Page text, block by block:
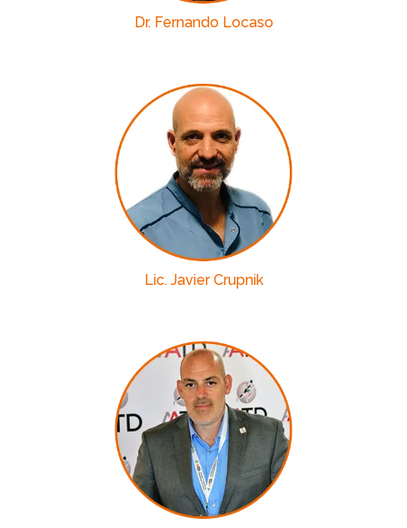
Dr. Fernando Locaso
Lic. Javier Crupnik